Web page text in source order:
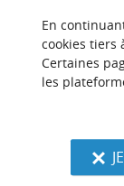
En
cookies tiers
Certaines
les